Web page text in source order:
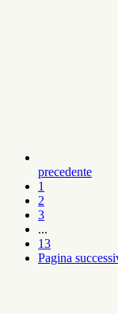
precedente
1
2
3
...
13
Pagina